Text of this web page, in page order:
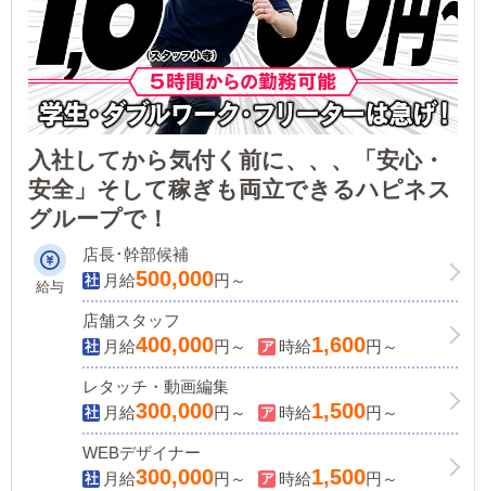
入社してから気付く前に、、、「安心・
安全」そして稼ぎも両立できるハピネス
グループで！
給与
店長･幹部候補
月給500,000円～
店舗スタッフ
月給400,000円～ 時給1,600円～
レタッチ・動画編集
月給300,000円～ 時給1,500円～
WEBデザイナー
月給300,000円～ 時給1,500円～